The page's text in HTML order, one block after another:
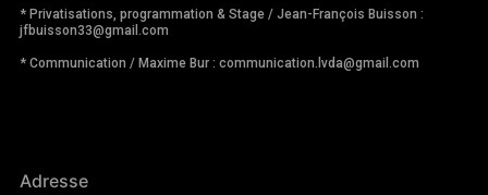
* Privatisations, programmation & Stage / Jean-François Buisson :
jfbuisson33@gmail.com
* Communication / Maxime Bur : communication.lvda@gmail.com
Adresse